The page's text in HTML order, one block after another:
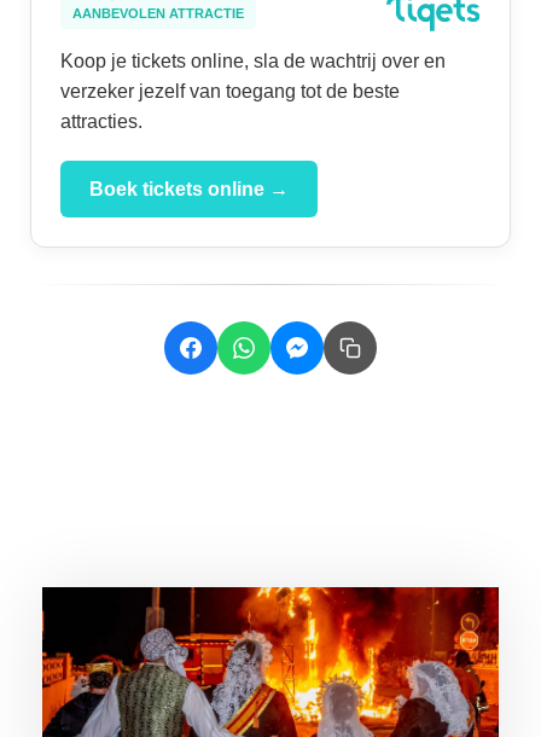
AANBEVOLEN ATTRACTIE
Koop je tickets online, sla de wachtrij over en
verzeker jezelf van toegang tot de beste
attracties.
Boek tickets online →